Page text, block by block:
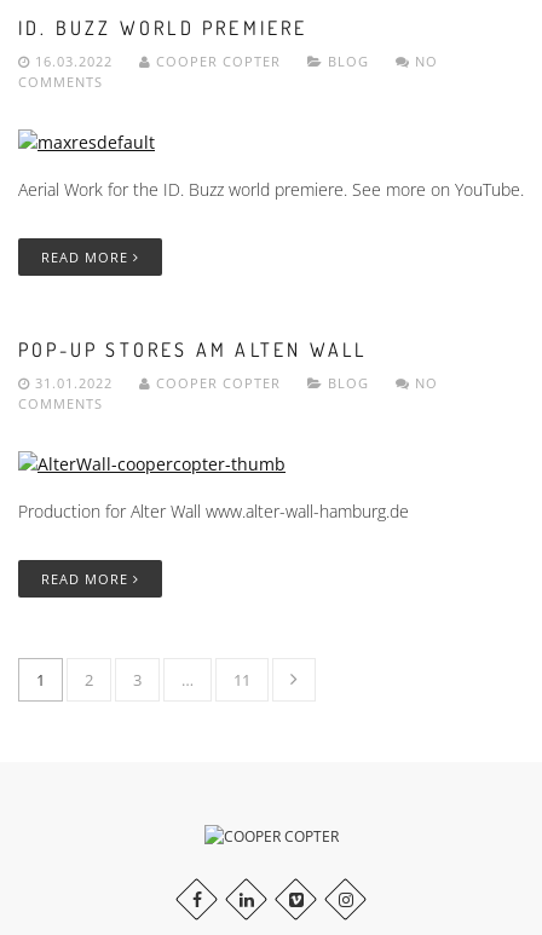
ID. BUZZ WORLD PREMIERE
16.03.2022 COOPER COPTER BLOG
NO
COMMENTS
Aerial Work for the ID. Buzz world premiere. See more on YouTube.
READ MORE
POP-UP STORES AM ALTEN WALL
31.01.2022 COOPER COPTER BLOG
NO
COMMENTS
Production for Alter Wall www.alter-wall-hamburg.de
READ MORE
1 2 3 … 11